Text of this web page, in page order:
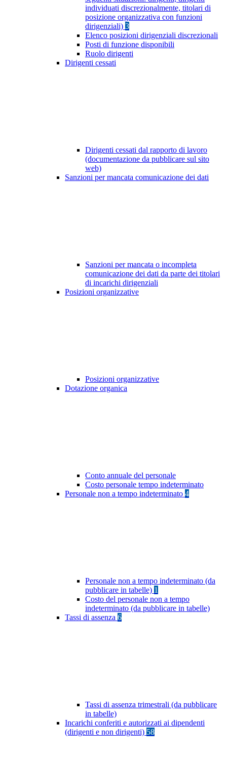
individuati discrezionalmente, titolari di
posizione organizzativa con funzioni
dirigenziali) 3
Elenco posizioni dirigenziali discrezionali
Posti di funzione disponibili
Ruolo dirigenti
Dirigenti cessati
Dirigenti cessati dal rapporto di lavoro
(documentazione da pubblicare sul sito
web)
Sanzioni per mancata comunicazione dei dati
Sanzioni per mancata o incompleta
comunicazione dei dati da parte dei titolari
di incarichi dirigenziali
Posizioni organizzative
Posizioni organizzative
Dotazione organica
Conto annuale del personale
Costo personale tempo indeterminato
Personale non a tempo indeterminato 4
Personale non a tempo indeterminato (da
pubblicare in tabelle) 1
Costo del personale non a tempo
indeterminato (da pubblicare in tabelle)
Tassi di assenza 6
Tassi di assenza trimestrali (da pubblicare
in tabelle)
Incarichi conferiti e autorizzati ai dipendenti
(dirigenti e non dirigenti) 58